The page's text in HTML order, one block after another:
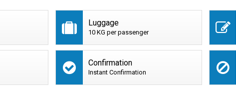
Luggage
10 KG per passenger
Confirmation
Instant Confirmation